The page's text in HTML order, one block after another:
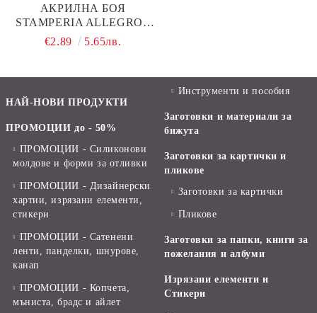
АКРИЛНА БОЯ
STAMPERIA ALLEGRO -
LIGHT BLUE - 60 МЛ.
€2.89 5.65лв.
НАЙ-НОВИ ПРОДУКТИ
ПРОМОЦИИ до - 50%
ПРОМОЦИИ - Силиконови
молдове и форми за отливки
ПРОМОЦИИ - Дизайнерски
хартии, изрязани елементи,
стикери
ПРОМОЦИИ - Сатенени
ленти, панделки, шнурове,
канап
ПРОМОЦИИ - Копчета,
мъниста, брадс и айлет
Инструменти и пособия
Заготовки и материали за
бижута
Заготовки за картички и
пликове
Заготовки за картички
Пликове
Заготовки за папки, книги за
пожелания и албуми
Изрязани елементи и
Стикери